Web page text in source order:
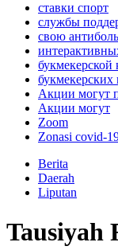
ставки спорт
службы
свою
букмекерской
букмекерских
Акции могут
Акции могут
Zoom
Zonasi covid-
Berita
Daerah
Liputan
Tausiyah